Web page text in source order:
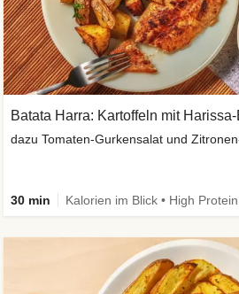
Batata Harra: Kartoffeln mit
dazu Tomaten-Gurkensalat und
30 min Kalorien im Blick • High Protein